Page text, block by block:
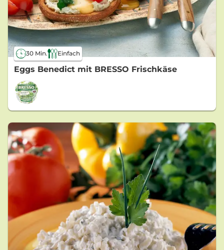
30 Min. Einfach
Eggs Benedict mit BRESSO Frischkäse